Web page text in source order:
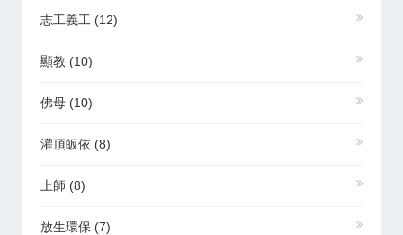
志工義工 (12)
顯教 (10)
佛母 (10)
灌頂皈依 (8)
上師 (8)
放生環保 (7)